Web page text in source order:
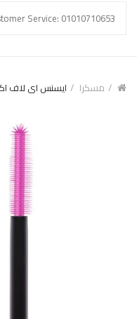
Service: 01010710653
مسكرا ايسنس اى لاف